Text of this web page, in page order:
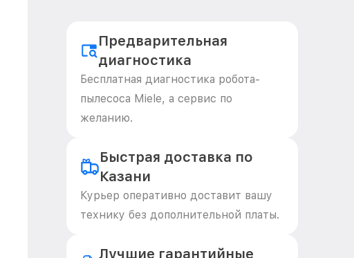
Предварительная
диагностика
Бесплатная диагностика робота-
пылесоса Miele, а сервис по
желанию.
Быстрая доставка по
Казани
Курьер оперативно доставит вашу
технику без дополнительной платы.
Лучшие гарантийные